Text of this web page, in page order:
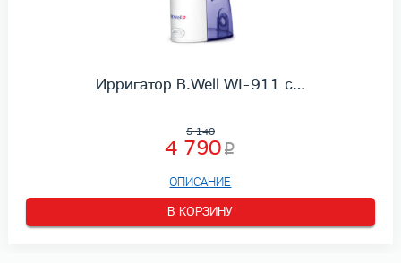
Ирригатор B.Well WI-911 с…
5 140
4 790
ОПИСАНИЕ
В КОРЗИНУ